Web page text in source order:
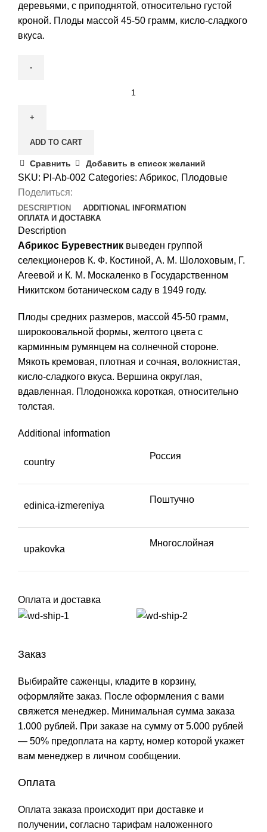
деревьями, с приподнятой, относительно густой
кроной. Плоды массой 45-50 грамм, кисло-сладкого
вкуса.
quantity
ADD TO CART
Сравнить Добавить в список желаний
SKU: Pl-Ab-002 Categories: Абрикос, Плодовые
Поделиться:
DESCRIPTION
ADDITIONAL INFORMATION
ОПЛАТА И ДОСТАВКА
Description
Абрикос Буревестник выведен группой
селекционеров К. Ф. Костиной, А. М. Шолоховым, Г.
Агеевой и К. М. Москаленко в Государственном
Никитском ботаническом саду в 1949 году.
Плоды средних размеров, массой 45-50 грамм,
широкоовальной формы, желтого цвета с
карминным румянцем на солнечной стороне.
Мякоть кремовая, плотная и сочная, волокнистая,
кисло-сладкого вкуса. Вершина округлая,
вдавленная. Плодоножка короткая, относительно
толстая.
Additional information
country
Россия
edinica-izmereniya
Поштучно
upakovka
Многослойная
Оплата и доставка
Заказ
Выбирайте саженцы, кладите в корзину,
оформляйте заказ. После оформления с вами
свяжется менеджер. Минимальная сумма заказа
1.000 рублей. При заказе на сумму от 5.000 рублей
— 50% предоплата на карту, номер которой укажет
вам менеджер в личном сообщении.
Оплата
Оплата заказа происходит при доставке и
получении, согласно тарифам наложенного